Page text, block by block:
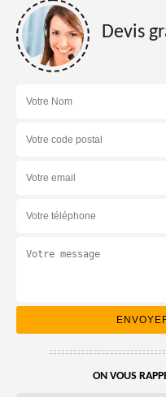
Devis
ON VOUS